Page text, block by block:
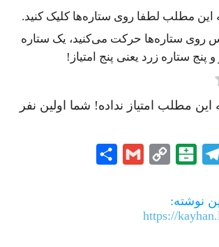
این مطلب لطفا روی ستاره‌ها کلیک کنید.
روی ستاره‌ها حرکت می‌کنید، یک ستاره
پنج ستاره زرد یعنی پنج امتیاز!
مطلب امتیاز نداده! شما اولین نفر
Telegram
Balatarin
Copy
Gmail
نوشته:
https://